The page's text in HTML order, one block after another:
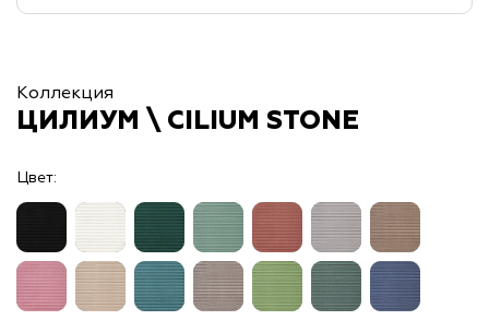
Коллекция
ЦИЛИУМ \ CILIUM STONE
Цвет: